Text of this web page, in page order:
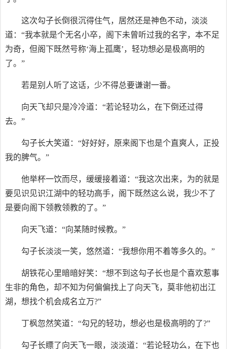
这次勾子长倒很沉得住气，居然还是神色不动，淡淡
道：“我本就是个无名小卒，阁下未曾听过我的名字，本不足
为奇，但阁下既然号称‘海上孤鹰’，轻功想必是极高明的
了。”
若是别人听了这话，少不得总要谦谢一番。
向天飞却只是冷冷道：“若论轻功么，在下倒还过得
去。”
勾子长大笑道：“好好好，原来阁下也是个直爽人，正投
我的脾气。”
他举杯一饮而尽，缓缓接着道：“我这次出来，为的就是
要见识见识江湖中的轻功高手，阁下既然这么说，我少不了
是要向阁下领教领教的了。”
向天飞道：“向某随时候教。”
勾子长淡淡一笑，悠然道：“我想你用不着等多久的。”
胡铁花心里暗暗好笑：“想不到这勾子长也是个喜欢惹事
生非的角色，却不知为何偏偏找上了向天飞，莫非他初出江
湖，想找个机会成名立万?”
丁枫忽然笑道：“勾兄的轻功，想必也是极高明的了?”
勾子长瞟了向天飞一眼，淡淡道：“若论轻功么，在下也